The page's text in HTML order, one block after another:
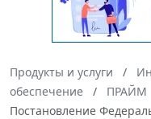
Продукты и услуги
обеспечение
ПРАЙМ
Постановление